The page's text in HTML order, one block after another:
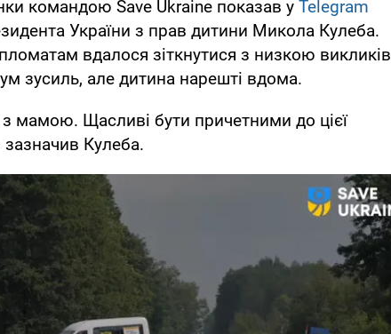
командою Save Ukraine показав у Telegram
України з прав дитини Микола Кулеба.
вдалося зіткнутися з низкою викликів
зусиль, але дитина нарешті вдома.
з мамою. Щасливі бути причетними до цієї
зазначив Кулеба.